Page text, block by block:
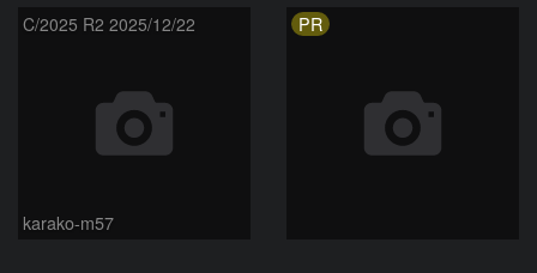
C/2025 R2 2025/12/22
karako-m57
PR